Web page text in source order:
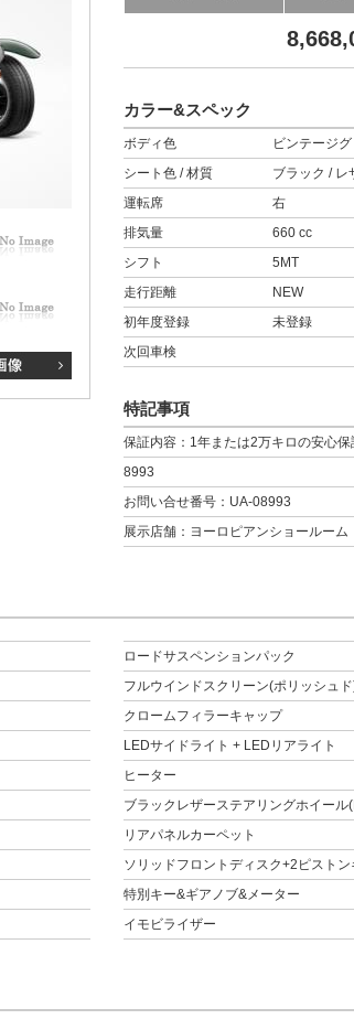
カラー&スペック
ボディ色
ビンテージ
シート色 / 材質
ブラック / レ
運転席
右
排気量
660 cc
シフト
5MT
走行距離
NEW
初年度登録
未登録
次回車検
特記事項
保証内容：1年または2万キロの安心保
8993
お問い合せ番号：UA-08993
展示店舗：ヨーロピアンショールーム
ロードサスペンションパック
フルウインドスクリーン(ポリッシュ
クロームフィラーキャップ
LEDサイドライト + LEDリアライト
ヒーター
ブラックレザーステアリングホイール
リアパネルカーペット
ソリッドフロントディスク+2ピストン
特別キー&ギアノブ&メーター
イモビライザー